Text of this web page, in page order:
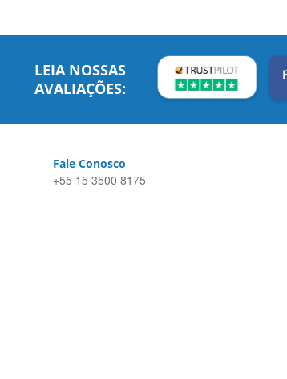
LEIA NOSSAS
AVALIAÇÕES:
Fale Conosco
+55 15 3500 8175